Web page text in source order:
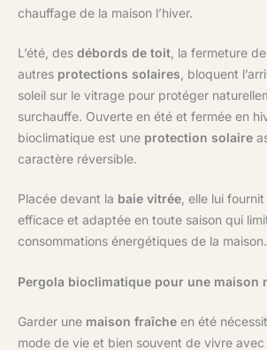
chauffage de la maison l’hiver.
L’été, des débords de toit , la fermeture
autres protections solaires , bloquent
soleil sur le vitrage pour protéger
surchauffe. Ouverte en été et fermée en
bioclimatique est une protection solaire
caractère réversible.
Placée devant la baie vitrée , elle lui
efficace et adaptée en toute saison qui
consommations énergétiques de la maison.
Pergola bioclimatique pour une maison
Garder une maison fraîche en été
mode de vie et bien souvent de vivre